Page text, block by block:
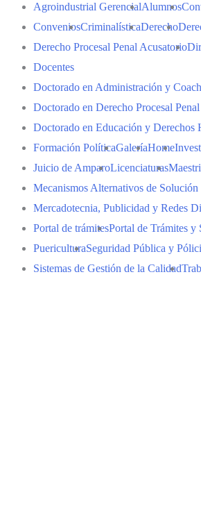
Agroindustrial GerencialAlumnos
ConveniosCriminalísticaDerecho
Derecho Procesal Penal Acusatorio
Docentes
Doctorado en Administración y
Doctorado en Derecho Procesal
Doctorado en Educación y Derechos
Formación PolíticaGaleríaHome
Juicio de AmparoLicenciaturas
Mecanismos Alternativos de
Mercadotecnia, Publicidad y Redes
Portal de trámitesPortal de Trámites y
PuericulturaSeguridad Pública y
Sistemas de Gestión de la Calidad